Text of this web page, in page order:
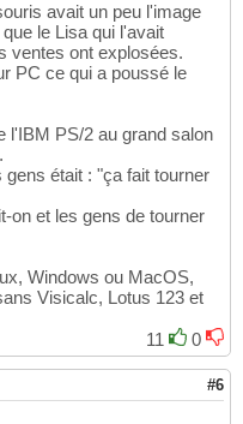
avait un peu l'image
le Lisa qui l'avait
ventes ont explosées.
PC ce qui a poussé le
l'IBM PS/2 au grand salon
était : "ça fait tourner
on et les gens de tourner
Windows ou MacOS,
Visicalc, Lotus 123 et
11
0
#6